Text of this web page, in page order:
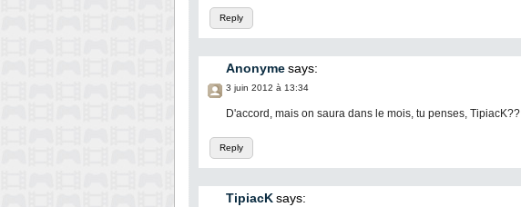
Reply
Anonymesays:
3 juin 2012 à 13:34
Reply
D'accord, mais on saura dans le mois, tu penses, TipiacK??
TipiacKsays: